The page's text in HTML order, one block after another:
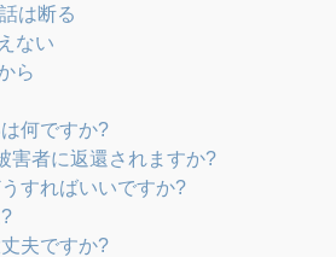
は断る
ない
ら
何ですか?
害者に返還されますか?
すればいいですか?
夫ですか?